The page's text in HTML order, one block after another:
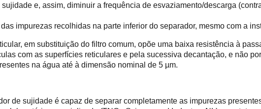
e, assim, diminuir a frequência de esvaziamento/descarga
impurezas recolhidas na parte inferior do separador, mesmo com a
em substituição do filtro comum, opõe uma baixa resistência à
com as superfícies reticulares e pela sucessiva decantação, e não
na água até à dimensão nominal de 5 µm.
de sujidade é capaz de separar completamente as impurezas